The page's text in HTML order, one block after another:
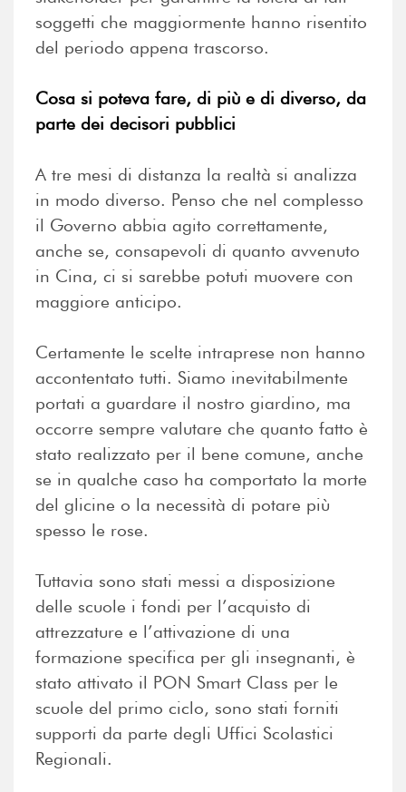
soggetti che maggiormente hanno risentito
del periodo appena trascorso.
Cosa si poteva fare, di più e di diverso, da
parte dei decisori pubblici
A tre mesi di distanza la realtà si analizza
in modo diverso. Penso che nel complesso
il Governo abbia agito correttamente,
anche se, consapevoli di quanto avvenuto
in Cina, ci si sarebbe potuti muovere con
maggiore anticipo.
Certamente le scelte intraprese non hanno
accontentato tutti. Siamo inevitabilmente
portati a guardare il nostro giardino, ma
occorre sempre valutare che quanto fatto è
stato realizzato per il bene comune, anche
se in qualche caso ha comportato la morte
del glicine o la necessità di potare più
spesso le rose.
Tuttavia sono stati messi a disposizione
delle scuole i fondi per l’acquisto di
attrezzature e l’attivazione di una
formazione specifica per gli insegnanti, è
stato attivato il PON Smart Class per le
scuole del primo ciclo, sono stati forniti
supporti da parte degli Uffici Scolastici
Regionali.